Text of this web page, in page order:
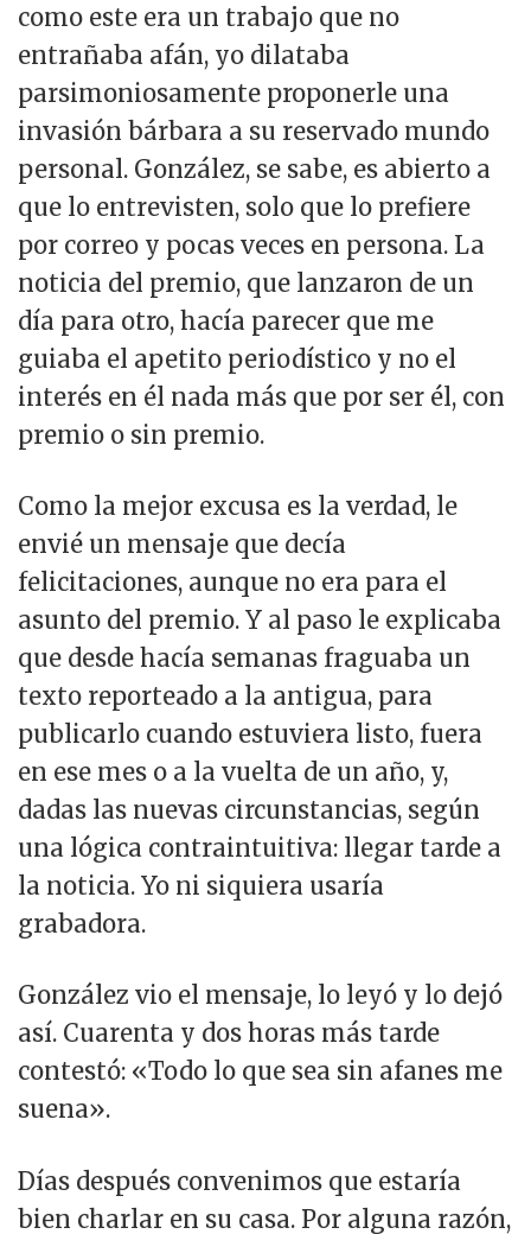
como este era un trabajo que no
entrañaba afán, yo dilataba
parsimoniosamente proponerle una
invasión bárbara a su reservado mundo
personal. González, se sabe, es abierto a
que lo entrevisten, solo que lo prefiere
por correo y pocas veces en persona. La
noticia del premio, que lanzaron de un
día para otro, hacía parecer que me
guiaba el apetito periodístico y no el
interés en él nada más que por ser él, con
premio o sin premio.
Como la mejor excusa es la verdad, le
envié un mensaje que decía
felicitaciones, aunque no era para el
asunto del premio. Y al paso le explicaba
que desde hacía semanas fraguaba un
texto reporteado a la antigua, para
publicarlo cuando estuviera listo, fuera
en ese mes o a la vuelta de un año, y,
dadas las nuevas circunstancias, según
una lógica contraintuitiva: llegar tarde a
la noticia. Yo ni siquiera usaría
grabadora.
González vio el mensaje, lo leyó y lo dejó
así. Cuarenta y dos horas más tarde
contestó: «Todo lo que sea sin afanes me
suena».
Días después convenimos que estaría
bien charlar en su casa. Por alguna razón,